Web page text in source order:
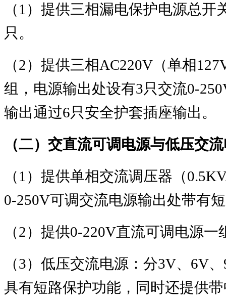
（1 ）提供三相漏电保护电源总开
只。
（2）提供三相AC220V （单相
组，电源输出处设有3只交流0-
输出通过6只安全护套插座输出。
（二）交直流可调电源与低压交
（1 ）提供单相交流调压器（
0-250V可调交流电源输出处带有
（2）提供0-220V直流可调电源一
（3）低压交流电源：分3V、 6V、
具有短路保护功能，同时还提供